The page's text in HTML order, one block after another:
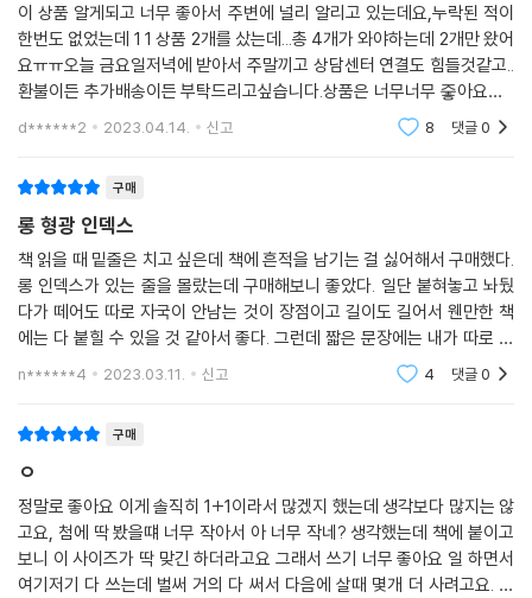
이 상품 알게되고 너무 좋아서 주변에 널리 알리고 있는데요,누락된 적이
한번도 없었는데 1 1 상품 2개를 샀는데...총 4개가 와야하는데 2개만 왔어
요ㅠㅠ오늘 금요일저녁에 받아서 주말끼고 상담센터 연결도 힘들것같고..
환불이든 추가배송이든 부탁드리고싶습니다.상품은 너무너무 줗아요~~
재재재구매중ㅎ아, 갱지같은 노랗게 뜬 오래된 책에 붙이면 찢어지니 조심
d******2 2023.04.14. 신고 8 댓글0
구매
롱 형광 인덱스
책 읽을 때 밑줄은 치고 싶은데 책에 흔적을 남기는 걸 싫어해서 구매했다.
롱 인덱스가 있는 줄을 몰랐는데 구매해보니 좋았다. 일단 붙혀놓고 놔뒀
다가 떼어도 따로 자국이 안남는 것이 장점이고 길이도 길어서 웬만한 책
에는 다 붙힐 수 있을 것 같아서 좋다. 그런데 짧은 문장에는 내가 따로 길
이를 가위로 잘라내며 조절해야 한다는 점이 귀찮기는 하다. 그렇지만 펜
n******4 2023.03.11. 신고 4 댓글0
구매
ㅇ
정말로 좋아요 이게 솔직히 1+1이라서 많겠지 했는데 생각보다 많지는 않
고요, 첨에 딱 봤을떄 너무 작아서 아 너무 작네? 생각했는데 책에 붙이고
보니 이 사이즈가 딱 맞긴 하더라고요 그래서 쓰기 너무 좋아요 일 하면서
여기저기 다 쓰는데 벌써 거의 다 써서 다음에 살때 몇개 더 사려고요. 책